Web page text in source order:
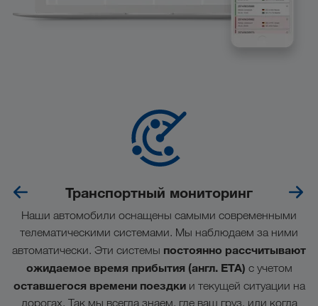
Транспортный мониторинг
Наши автомобили оснащены самыми современными
телематическими системами. Мы наблюдаем за ними
автоматически. Эти системы постоянно рассчитывают
ожидаемое время прибытия (англ. ETA) с учетом
оставшегося времени поездкии текущей ситуации на
дорогах. Так мы всегда знаем, где ваш груз, или когда